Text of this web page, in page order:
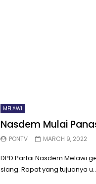
MELAWI
Nasdem Mulai
PONTV MARCH 9, 2022
DPD Partai Nasdem Melawi
siang. Rapat yang tujuanya